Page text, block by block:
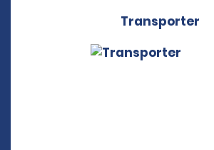
Transporter